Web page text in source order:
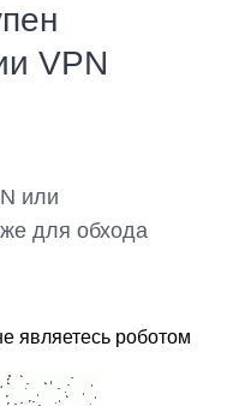
VPN
или
для обхода
являетесь роботом